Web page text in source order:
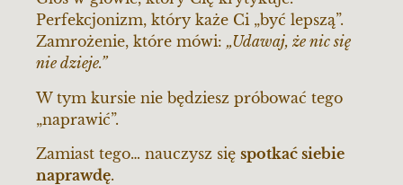
Perfekcjonizm, który każe Ci „być lepszą”.
Zamrożenie, które mówi: „Udawaj, że nic się
nie dzieje.”
W tym kursie nie będziesz próbować tego
„naprawić”.
Zamiast tego… nauczysz się spotkać siebie
naprawdę.